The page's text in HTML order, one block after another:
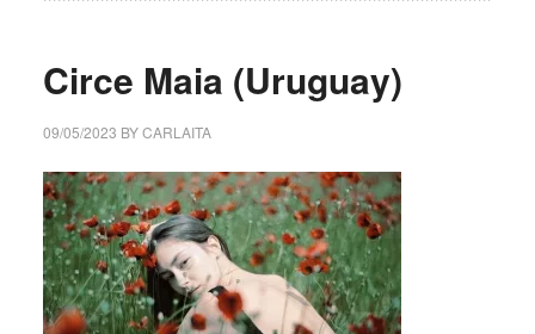
Circe Maia (Uruguay)
09/05/2023 BYCARLAITA